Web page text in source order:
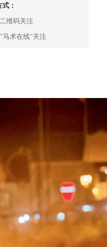
：
维码关注
马术在线"关注